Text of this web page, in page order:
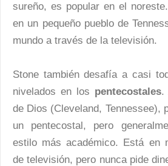
sureño, es popular en el
en un pequeño pueblo de
mundo a través de la televisión.
Stone también desafía a casi
nivelados en los pentecostales.
de Dios (Cleveland, Tennessee),
un pentecostal, pero
estilo más académico. Está en
de televisión, pero nunca pide